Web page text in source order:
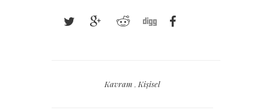
Kavram , Kişisel